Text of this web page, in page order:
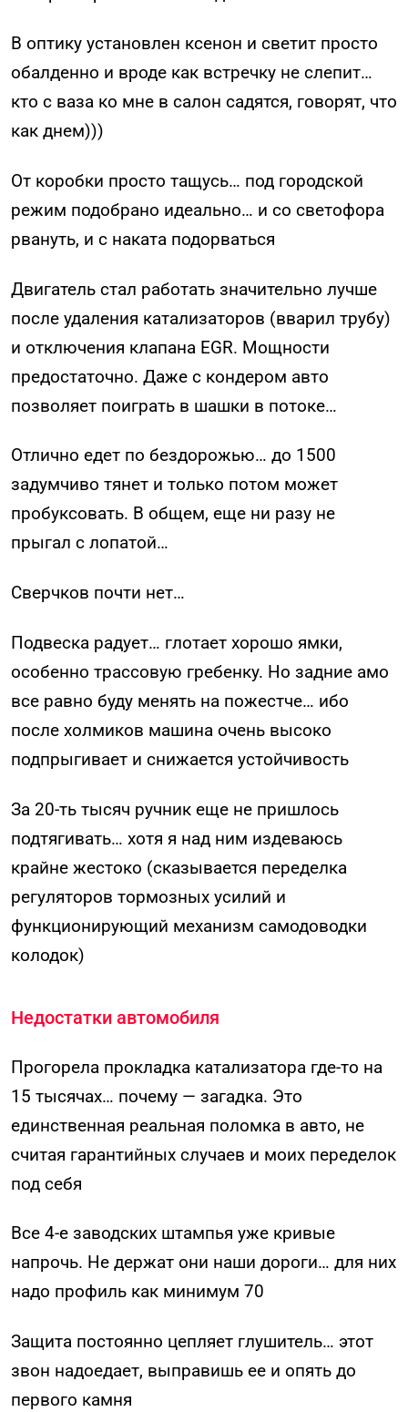
В оптику установлен ксенон и светит просто
обалденно и вроде как встречку не слепит…
кто с ваза ко мне в салон садятся, говорят, что
как днем)))
От коробки просто тащусь… под городской
режим подобрано идеально… и со светофора
рвануть, и с наката подорваться
Двигатель стал работать значительно лучше
после удаления катализаторов (вварил трубу)
и отключения клапана EGR. Мощности
предостаточно. Даже с кондером авто
позволяет поиграть в шашки в потоке…
Отлично едет по бездорожью… до 1500
задумчиво тянет и только потом может
пробуксовать. В общем, еще ни разу не
прыгал с лопатой…
Сверчков почти нет…
Подвеска радует… глотает хорошо ямки,
особенно трассовую гребенку. Но задние амо
все равно буду менять на пожестче… ибо
после холмиков машина очень высоко
подпрыгивает и снижается устойчивость
За 20-ть тысяч ручник еще не пришлось
подтягивать… хотя я над ним издеваюсь
крайне жестоко (сказывается переделка
регуляторов тормозных усилий и
функционирующий механизм самодоводки
колодок)
Недостатки автомобиля
Прогорела прокладка катализатора где-то на
15 тысячах… почему — загадка. Это
единственная реальная поломка в авто, не
считая гарантийных случаев и моих переделок
под себя
Все 4-е заводских штампья уже кривые
напрочь. Не держат они наши дороги… для них
надо профиль как минимум 70
Защита постоянно цепляет глушитель… этот
звон надоедает, выправишь ее и опять до
первого камня